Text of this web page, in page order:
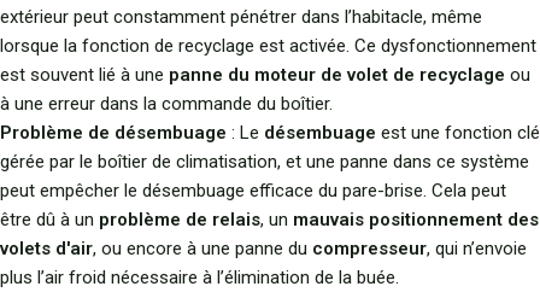
extérieur peut constamment pénétrer dans l’habitacle, même
lorsque la fonction de recyclage est activée. Ce dysfonctionnement
est souvent lié à une panne du moteur de volet de recyclage ou
à une erreur dans la commande du boîtier.
Problème de désembuage : Le désembuage est une fonction clé
gérée par le boîtier de climatisation, et une panne dans ce système
peut empêcher le désembuage efficace du pare-brise. Cela peut
être dû à un problème de relais, un mauvais positionnement des
volets d'air, ou encore à une panne du compresseur, qui n’envoie
plus l’air froid nécessaire à l’élimination de la buée.